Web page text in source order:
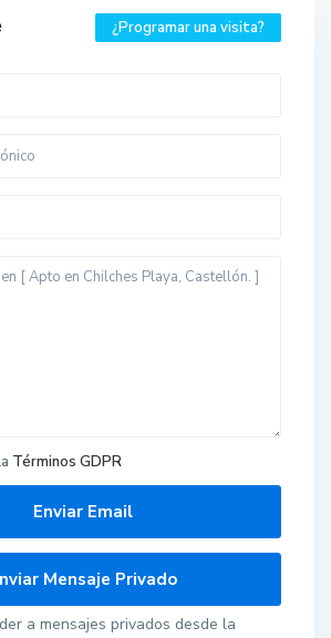
¿Programar una visita?
Términos GDPR
a mensajes privados desde la